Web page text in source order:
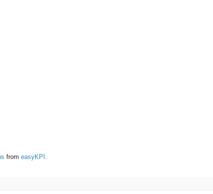
from easyKPI .